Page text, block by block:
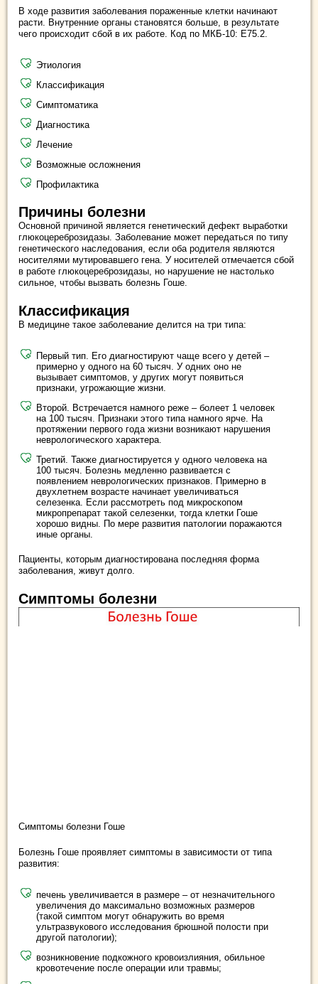
В ходе развития заболевания пораженные клетки начинают
расти. Внутренние органы становятся больше, в результате
чего происходит сбой в их работе. Код по МКБ-10: Е75.2.
Этиология
Классификация
Симптоматика
Диагностика
Лечение
Возможные осложнения
Профилактика
Причины болезни
Основной причиной является генетический дефект выработки
глюкоцереброзидазы. Заболевание может передаться по типу
генетического наследования, если оба родителя являются
носителями мутировавшего гена. У носителей отмечается сбой
в работе глюкоцереброзидазы, но нарушение не настолько
сильное, чтобы вызвать болезнь Гоше.
Классификация
В медицине такое заболевание делится на три типа:
Первый тип. Его диагностируют чаще всего у детей –
примерно у одного на 60 тысяч. У одних оно не
вызывает симптомов, у других могут появиться
признаки, угрожающие жизни.
Второй. Встречается намного реже – болеет 1 человек
на 100 тысяч. Признаки этого типа намного ярче. На
протяжении первого года жизни возникают нарушения
неврологического характера.
Третий. Также диагностируется у одного человека на
100 тысяч. Болезнь медленно развивается с
появлением неврологических признаков. Примерно в
двухлетнем возрасте начинает увеличиваться
селезенка. Если рассмотреть под микроскопом
микропрепарат такой селезенки, тогда клетки Гоше
хорошо видны. По мере развития патологии поражаются
иные органы.
Пациенты, которым диагностирована последняя форма
заболевания, живут долго.
Симптомы болезни
Симптомы болезни Гоше
Болезнь Гоше проявляет симптомы в зависимости от типа
развития:
печень увеличивается в размере – от незначительного
увеличения до максимально возможных размеров
(такой симптом могут обнаружить во время
ультразвукового исследования брюшной полости при
другой патологии);
возникновение подкожного кровоизлияния, обильное
кровотечение после операции или травмы;